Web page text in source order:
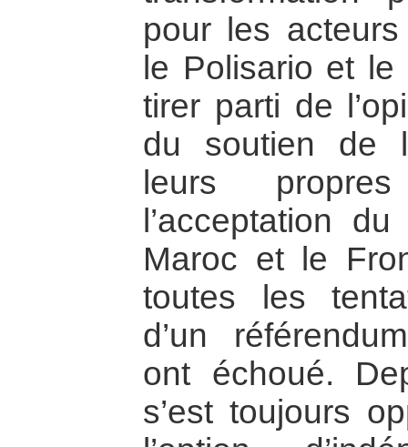
pour les
le Polisario et
tirer parti de
du soutien de
leurs
l’acceptation
Maroc et le
toutes les
d’un
ont échoué.
s’est toujours